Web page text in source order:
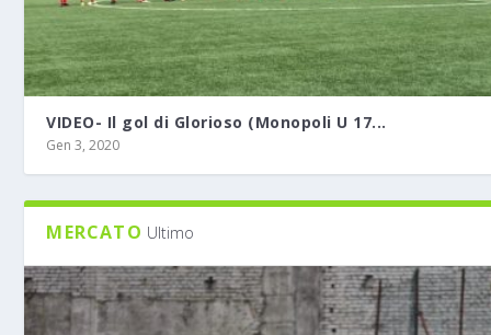
VIDEO- Il gol di Glorioso (Monopoli U 17...
Gen 3, 2020
MERCATO Ultimo